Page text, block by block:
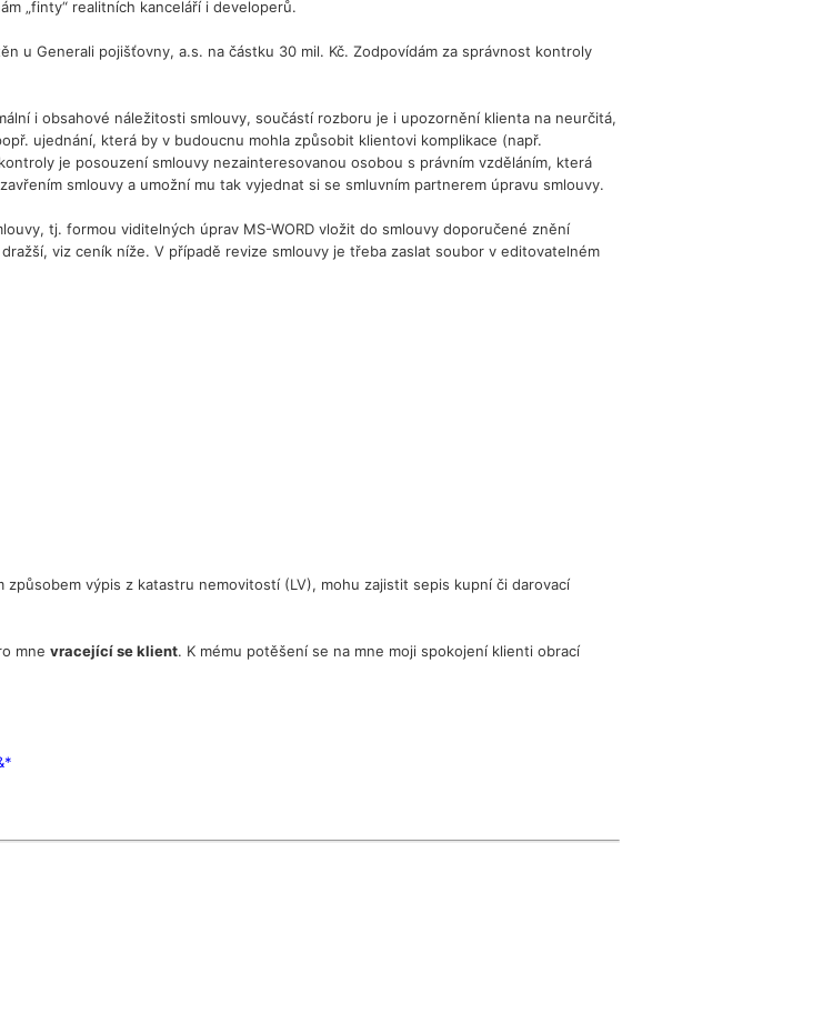
„finty“ realitních kanceláří i developerů.
u Generali pojišťovny, a.s. na částku 30 mil. Kč. Zodpovídám za správnost kontroly
i obsahové náležitosti smlouvy, součástí rozboru je i upozornění klienta na neurčitá,
ujednání, která by v budoucnu mohla způsobit klientovi komplikace (např.
je posouzení smlouvy nezainteresovanou osobou s právním vzděláním, která
smlouvy a umožní mu tak vyjednat si se smluvním partnerem úpravu smlouvy.
tj. formou viditelných úprav MS-WORD vložit do smlouvy doporučené znění
viz ceník níže. V případě revize smlouvy je třeba zaslat soubor v editovatelném
výpis z katastru nemovitostí (LV), mohu zajistit sepis kupní či darovací
mne vracející se klient. K mému potěšení se na mne moji spokojení klienti obrací